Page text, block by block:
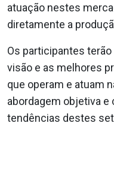
atuação nestes
diretamente a
Os participantes
visão e as melhores
que operam e atuam
abordagem objetiva
tendências destes